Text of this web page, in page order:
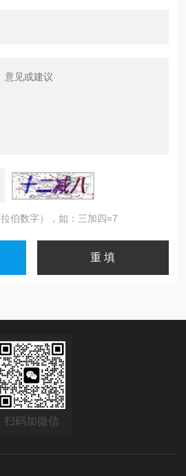
伯数字），如：三加四=7
扫码加微信